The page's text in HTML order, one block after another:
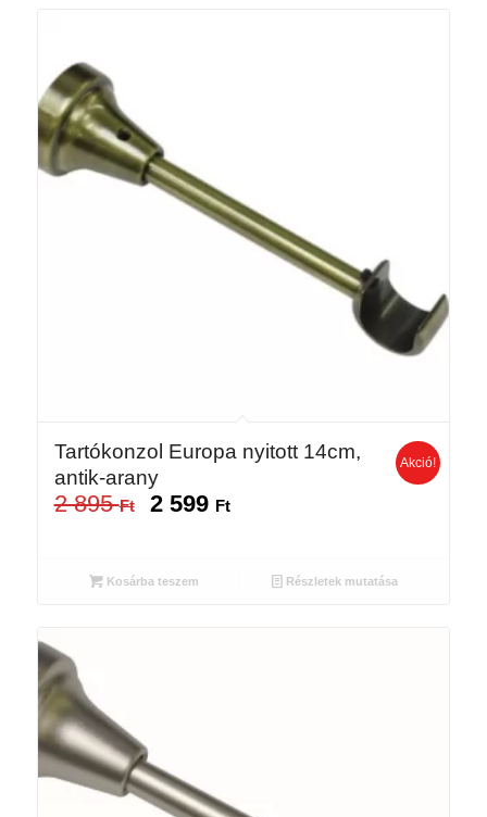
Tartókonzol Europa nyitott 14cm,
antik-arany
2 895Ft
Original
2
2 599 FtCurrent
Akció!
Kosárba teszem Részletek mutatása